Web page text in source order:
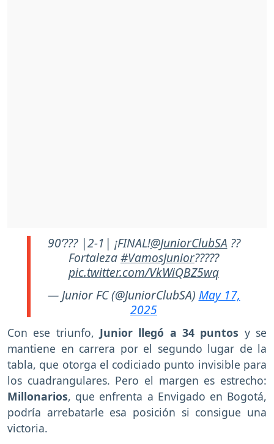
90’??? |2-1| ¡FINAL!@JuniorClubSA ??
Fortaleza#VamosJunior?????
pic.twitter.com/VkWiQBZ5wq
— Junior FC (@JuniorClubSA) May 17,
2025
Con ese triunfo, Junior llegó a 34 puntos y se
mantiene en carrera por el segundo lugar de la
tabla, que otorga el codiciado punto invisible para
los cuadrangulares. Pero el margen es estrecho:
Millonarios, que enfrenta a Envigado en Bogotá,
podría arrebatarle esa posición si consigue una
victoria.